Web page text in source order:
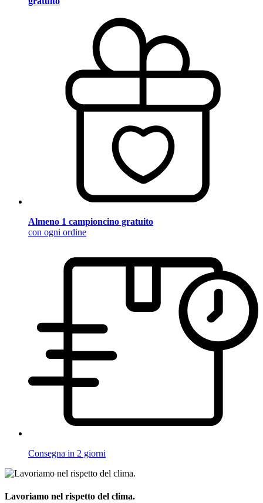
Almeno 1 campioncino gratuito
con ogni ordine
Consegna in 2 giorni
Lavoriamo nel rispetto del clima.